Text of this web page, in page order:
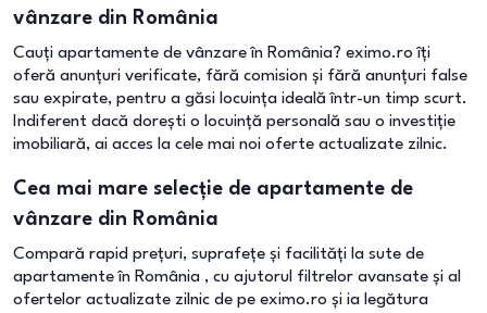
vânzare din România
Cauți apartamente de vânzare în România? eximo.ro îți
oferă anunțuri verificate, fără comision și fără anunțuri false
sau expirate, pentru a găsi locuința ideală într-un timp scurt.
Indiferent dacă dorești o locuință personală sau o investiție
imobiliară, ai acces la cele mai noi oferte actualizate zilnic.
Cea mai mare selecție de apartamente de
vânzare din România
Compară rapid prețuri, suprafețe și facilități la sute de
apartamente în România , cu ajutorul filtrelor avansate și al
ofertelor actualizate zilnic de pe eximo.ro și ia legătura